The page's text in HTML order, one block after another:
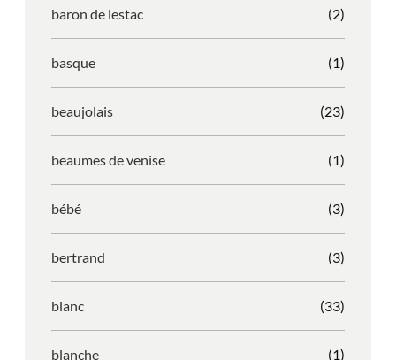
baron de lestac (2)
basque (1)
beaujolais (23)
beaumes de venise (1)
bébé (3)
bertrand (3)
blanc (33)
blanche (1)